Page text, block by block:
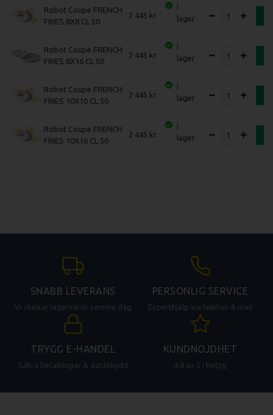
Robot Coupe FRENCH
FRIES 8X8 CL 50
2 445
I
lager
Robot Coupe FRENCH
FRIES 8X16 CL 50
2 445
I
lager
Robot Coupe FRENCH
FRIES 10X10 CL 50
2 445
I
lager
Robot Coupe FRENCH
FRIES 10X16 CL 50
2 445
I
lager
SNABB LEVERANS
Vi skickar lagervaror samma dag
PERSONLIG SERVICE
Experthjälp via telefon & mail
TRYGG E-HANDEL
Säkra betalningar & dataskydd
KUNDNÖJDHET
4.8 av 5 i betyg